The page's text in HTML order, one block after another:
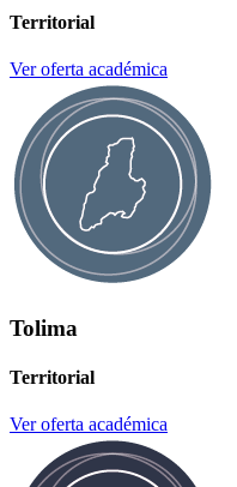
Territorial
Ver oferta académica
Tolima
Territorial
Ver oferta académica